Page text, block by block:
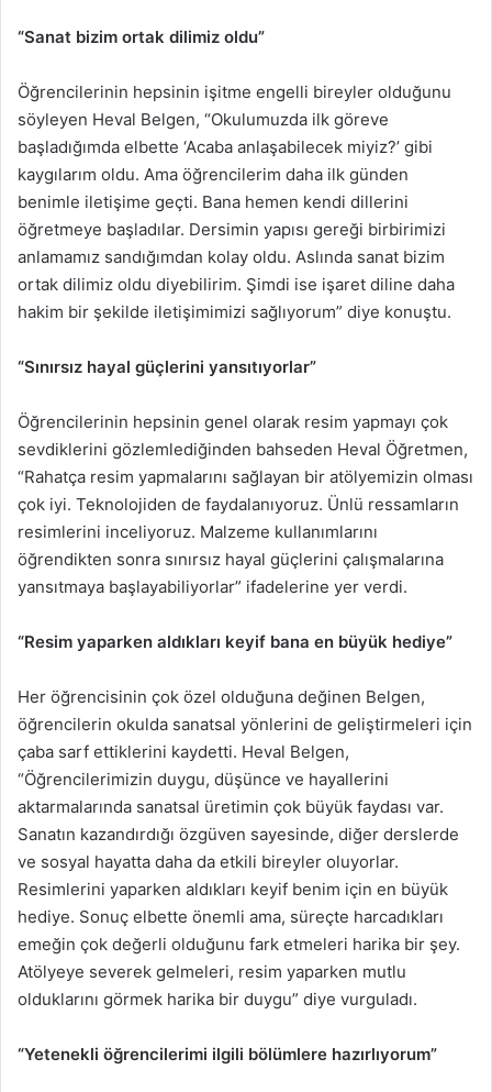
“Sanat bizim ortak dilimiz oldu”
Öğrencilerinin hepsinin işitme engelli bireyler olduğunu
söyleyen Heval Belgen, “Okulumuzda ilk göreve
başladığımda elbette ‘Acaba anlaşabilecek miyiz?’ gibi
kaygılarım oldu. Ama öğrencilerim daha ilk günden
benimle iletişime geçti. Bana hemen kendi dillerini
öğretmeye başladılar. Dersimin yapısı gereği birbirimizi
anlamamız sandığımdan kolay oldu. Aslında sanat bizim
ortak dilimiz oldu diyebilirim. Şimdi ise işaret diline daha
hakim bir şekilde iletişimimizi sağlıyorum” diye konuştu.
“Sınırsız hayal güçlerini yansıtıyorlar”
Öğrencilerinin hepsinin genel olarak resim yapmayı çok
sevdiklerini gözlemlediğinden bahseden Heval Öğretmen,
“Rahatça resim yapmalarını sağlayan bir atölyemizin olması
çok iyi. Teknolojiden de faydalanıyoruz. Ünlü ressamların
resimlerini inceliyoruz. Malzeme kullanımlarını
öğrendikten sonra sınırsız hayal güçlerini çalışmalarına
yansıtmaya başlayabiliyorlar” ifadelerine yer verdi.
“Resim yaparken aldıkları keyif bana en büyük hediye”
Her öğrencisinin çok özel olduğuna değinen Belgen,
öğrencilerin okulda sanatsal yönlerini de geliştirmeleri için
çaba sarf ettiklerini kaydetti. Heval Belgen,
“Öğrencilerimizin duygu, düşünce ve hayallerini
aktarmalarında sanatsal üretimin çok büyük faydası var.
Sanatın kazandırdığı özgüven sayesinde, diğer derslerde
ve sosyal hayatta daha da etkili bireyler oluyorlar.
Resimlerini yaparken aldıkları keyif benim için en büyük
hediye. Sonuç elbette önemli ama, süreçte harcadıkları
emeğin çok değerli olduğunu fark etmeleri harika bir şey.
Atölyeye severek gelmeleri, resim yaparken mutlu
olduklarını görmek harika bir duygu” diye vurguladı.
“Yetenekli öğrencilerimi ilgili bölümlere hazırlıyorum”